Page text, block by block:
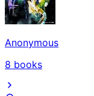
Anonymous
8 books